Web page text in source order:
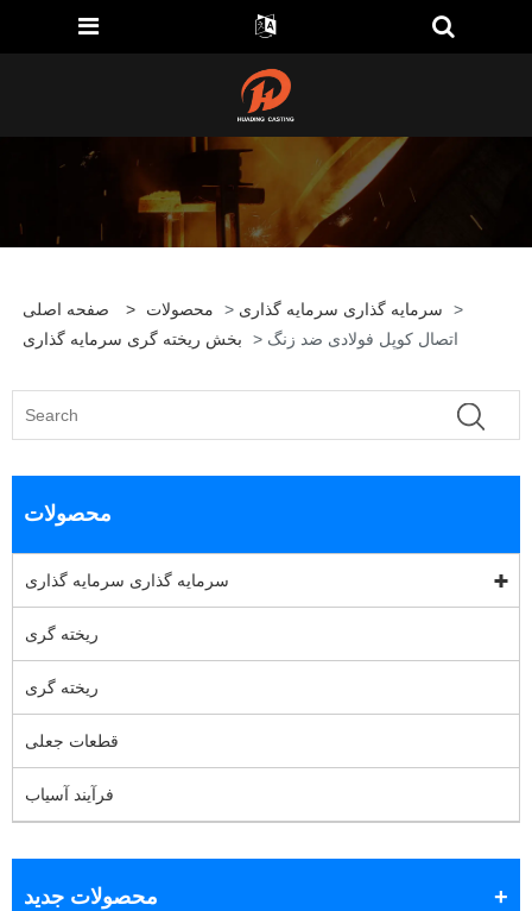
صفحه اصلی > محصولات > سرمایه گذاری سرمایه گذاری
>
بخش ریخته گری سرمایه گذاری
> اتصال کوپل فولادی ضد زنگ
محصولات
سرمایه گذاری سرمایه گذاری
ریخته گری
ریخته گری
قطعات جعلی
فرآیند آسیاب
محصولات جدید